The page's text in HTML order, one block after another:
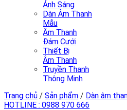
Ánh Sáng
Dàn Âm Thanh
Mẫu
Âm Thanh
Đám Cưới
Thiết Bị
Âm Thanh
Truyền Thanh
Thông Minh
Trang chủ / Sản phẩm / Dàn âm
HOTLINE : 0988 970 666